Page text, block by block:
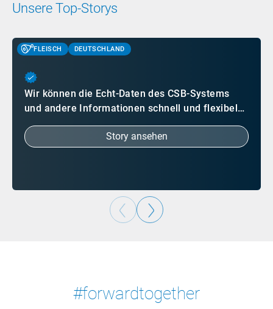
Unsere Top-Storys
FLEISCH DEUTSCHLAND
Wir können die Echt-Daten des CSB-Systems
und andere Informationen schnell und flexibel…
Story ansehen
#forwardtogether